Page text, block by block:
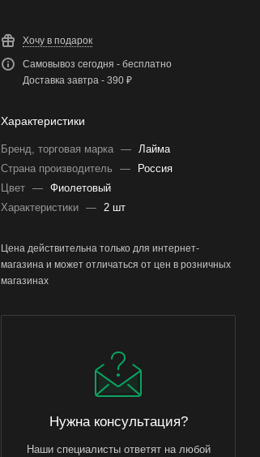
Хочу в подарок
Самовывоз сегодня - бесплатно
Доставка завтра - 390 ₽
Характеристики
Бренд, торговая марка — Лайма
Страна производитель
—
Россия
Цвет — Фиолетовый
Характеристики — 2 шт
Цена действительна только для интернет-
магазина и может отличаться от цен в розничных
магазинах
Нужна консультация?
Наши специалисты ответят на любой